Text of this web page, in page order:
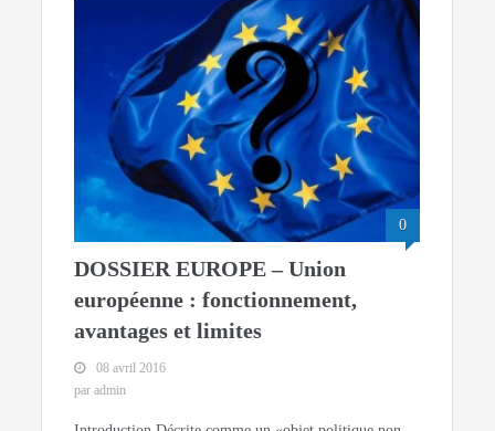
0
DOSSIER EUROPE – Union
européenne : fonctionnement,
avantages et limites
08 avril 2016
par admin